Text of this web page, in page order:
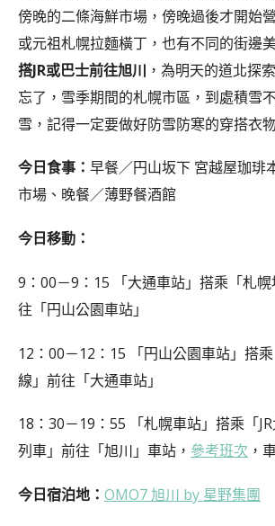
傍晚的二條海鮮市場，傍晚過後才開始
或元祖札幌拉麵橫丁，也有不同的街邊
搭JR或巴士前往旭川 ，為明天的道北探
忘了，雪季期間的札幌市區，到處積雪
雪，記得一定要做好防雪防寒的穿搭衣
今日食事： 早餐／円山坂下 宮越屋珈琲
市場、晚餐／薄野餐酒館
今日移動：
9：00－9：15 「大通車站」搭乘「札
往「円山公園車站」
12：00－12：15 「円山公園車站」搭
線」前往「大通車站」
18：30－19：55 「札幌車站」搭乘「
列車」前往「旭川」車站， 參考班次 ，
今日宿泊地： OMO7 旭川 by 星野集團